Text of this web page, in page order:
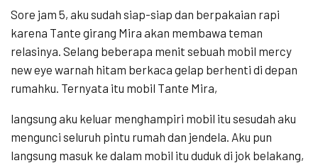
Sore jam 5, aku sudah siap-siap dan berpakaian rapi
karena Tante girang Mira akan membawa teman
relasinya. Selang beberapa menit sebuah mobil mercy
new eye warnah hitam berkaca gelap berhenti di depan
rumahku. Ternyata itu mobil Tante Mira,
langsung aku keluar menghampiri mobil itu sesudah aku
mengunci seluruh pintu rumah dan jendela. Aku pun
langsung masuk ke dalam mobil itu duduk di jok belakang,